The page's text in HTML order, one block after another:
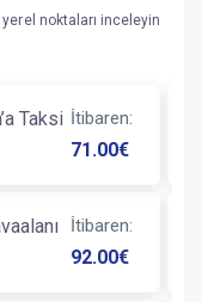
noktaları inceleyin
Taksi İtibaren:
71.00€
İtibaren:
92.00€